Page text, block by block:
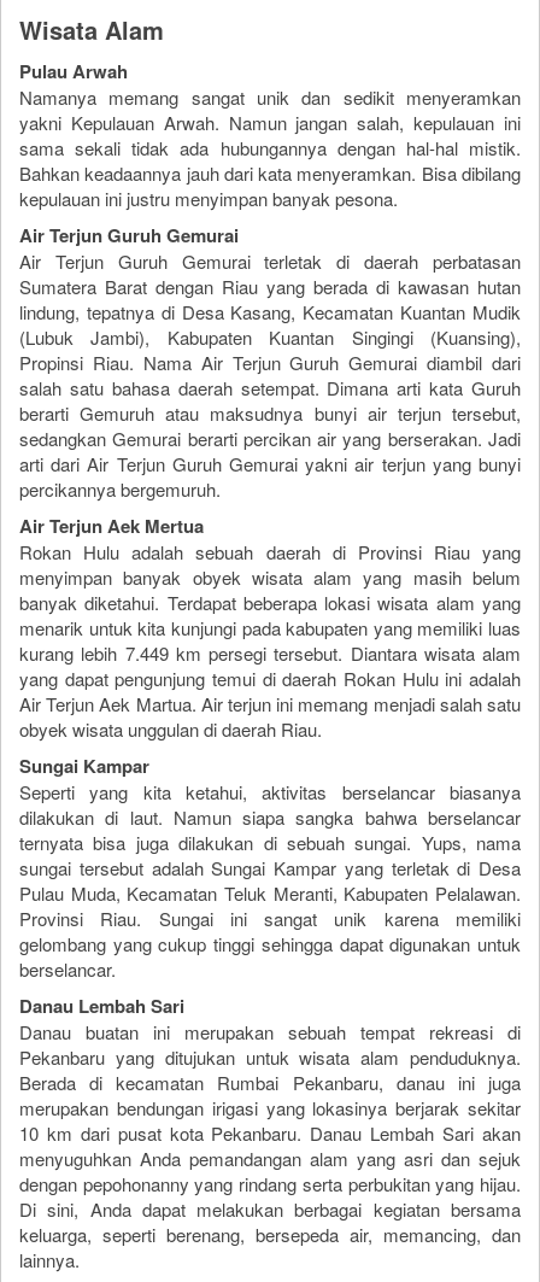
Wisata Alam
Pulau Arwah
Namanya memang sangat unik dan sedikit menyeramkan
yakni Kepulauan Arwah. Namun jangan salah, kepulauan ini
sama sekali tidak ada hubungannya dengan hal-hal mistik.
Bahkan keadaannya jauh dari kata menyeramkan. Bisa dibilang
kepulauan ini justru menyimpan banyak pesona.
Air Terjun Guruh Gemurai
Air Terjun Guruh Gemurai terletak di daerah perbatasan
Sumatera Barat dengan Riau yang berada di kawasan hutan
lindung, tepatnya di Desa Kasang, Kecamatan Kuantan Mudik
(Lubuk Jambi), Kabupaten Kuantan Singingi (Kuansing),
Propinsi Riau. Nama Air Terjun Guruh Gemurai diambil dari
salah satu bahasa daerah setempat. Dimana arti kata Guruh
berarti Gemuruh atau maksudnya bunyi air terjun tersebut,
sedangkan Gemurai berarti percikan air yang berserakan. Jadi
arti dari Air Terjun Guruh Gemurai yakni air terjun yang bunyi
percikannya bergemuruh.
Air Terjun Aek Mertua
Rokan Hulu adalah sebuah daerah di Provinsi Riau yang
menyimpan banyak obyek wisata alam yang masih belum
banyak diketahui. Terdapat beberapa lokasi wisata alam yang
menarik untuk kita kunjungi pada kabupaten yang memiliki luas
kurang lebih 7.449 km persegi tersebut. Diantara wisata alam
yang dapat pengunjung temui di daerah Rokan Hulu ini adalah
Air Terjun Aek Martua. Air terjun ini memang menjadi salah satu
obyek wisata unggulan di daerah Riau.
Sungai Kampar
Seperti yang kita ketahui, aktivitas berselancar biasanya
dilakukan di laut. Namun siapa sangka bahwa berselancar
ternyata bisa juga dilakukan di sebuah sungai. Yups, nama
sungai tersebut adalah Sungai Kampar yang terletak di Desa
Pulau Muda, Kecamatan Teluk Meranti, Kabupaten Pelalawan.
Provinsi Riau. Sungai ini sangat unik karena memiliki
gelombang yang cukup tinggi sehingga dapat digunakan untuk
berselancar.
Danau Lembah Sari
Danau buatan ini merupakan sebuah tempat rekreasi di
Pekanbaru yang ditujukan untuk wisata alam penduduknya.
Berada di kecamatan Rumbai Pekanbaru, danau ini juga
merupakan bendungan irigasi yang lokasinya berjarak sekitar
10 km dari pusat kota Pekanbaru. Danau Lembah Sari akan
menyuguhkan Anda pemandangan alam yang asri dan sejuk
dengan pepohonanny yang rindang serta perbukitan yang hijau.
Di sini, Anda dapat melakukan berbagai kegiatan bersama
keluarga, seperti berenang, bersepeda air, memancing, dan
lainnya.